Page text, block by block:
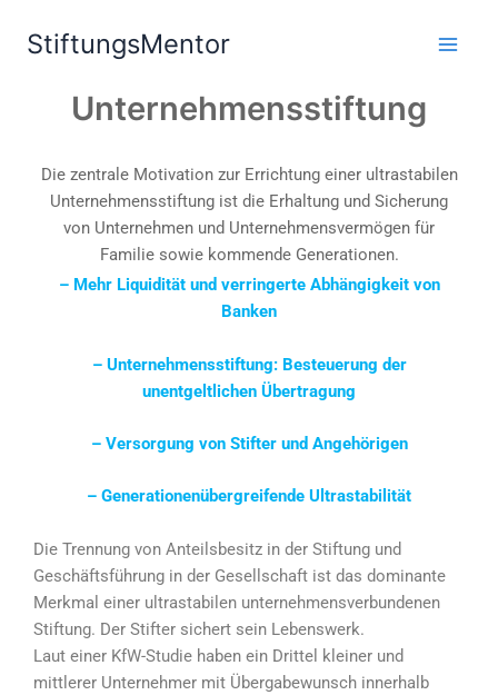
InhaltStiftungsMentor
Unternehmensstiftung
Die zentrale Motivation zur Errichtung einer ultrastabilen
Unternehmensstiftung ist die Erhaltung und Sicherung
von Unternehmen und Unternehmensvermögen für
Familie sowie kommende Generationen.
– Mehr Liquidität und verringerte Abhängigkeit von
Banken
– Unternehmensstiftung: Besteuerung der
unentgeltlichen Übertragung
– Versorgung von Stifter und Angehörigen
– Generationenübergreifende Ultrastabilität
Die Trennung von Anteilsbesitz in der Stiftung und
Geschäftsführung in der Gesellschaft ist das dominante
Merkmal einer ultrastabilen unternehmensverbundenen
Stiftung. Der Stifter sichert sein Lebenswerk.
Laut einer KfW-Studie haben ein Drittel kleiner und
mittlerer Unternehmer mit Übergabewunsch innerhalb